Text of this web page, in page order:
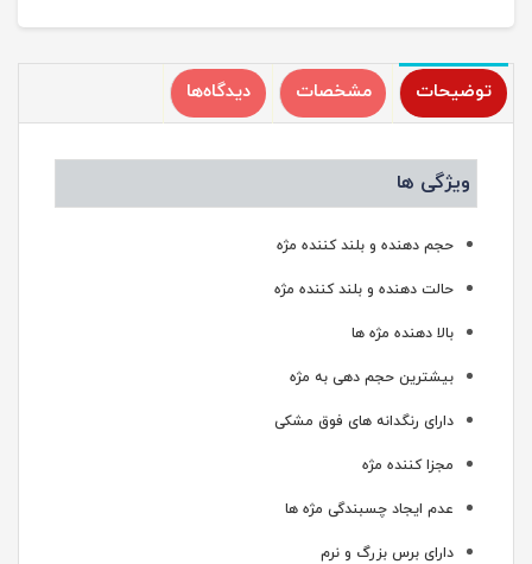
توضیحات مشخصات دیدگاه‌ها
ویژگی ها
حجم دهنده و بلند کننده مژه
حالت دهنده و بلند کننده مژه
بالا دهنده مژه ها
بیشترین حجم دهی به مژه
دارای رنگدانه های فوق مشکی
مجزا کننده مژه
عدم ایجاد چسبندگی مژه ها
دارای برس بزرگ و نرم